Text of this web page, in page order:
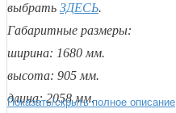
выбрать ЗДЕСЬ.
Габаритные размеры:
ширина: 1680 мм.
высота: 905 мм.
длина: 2058 мм.
Показать/скрыть полное описание